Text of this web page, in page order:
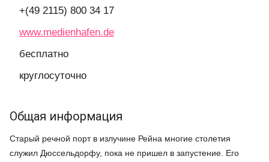
+(49 2115) 800 34 17
www.medienhafen.de
бесплатно
круглосуточно
Общая информация
Старый речной порт в излучине Рейна многие столетия
служил Дюссельдорфу, пока не пришел в запустение. Его